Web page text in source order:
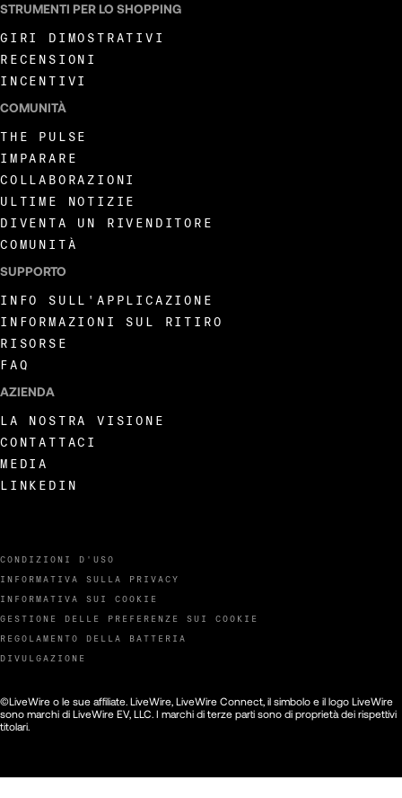
135
136
137
138
139
140
141
142
143
144
145
146
147
148
CONDIZIONI D'USO
INFORMATIVA SULLA PRIVACY
INFORMATIVA SUI COOKIE
GESTIONE DELLE PREFERENZE SUI COOKIE
REGOLAMENTO DELLA BATTERIA
DIVULGAZIONE
STRUMENTI PER LO SHOPPING
GIRI DIMOSTRATIVI
RECENSIONI
INCENTIVI
COMUNITÀ
THE PULSE
IMPARARE
COLLABORAZIONI
ULTIME NOTIZIE
DIVENTA UN RIVENDITORE
COMUNITÀ
SUPPORTO
INFO SULL'APPLICAZIONE
INFORMAZIONI SUL RITIRO
RISORSE
FAQ
AZIENDA
LA NOSTRA VISIONE
CONTATTACI
MEDIA
LINKEDIN
©LiveWire o le sue affiliate. LiveWire, LiveWire Connect, il simbolo e il logo LiveWire
sono marchi di LiveWire EV, LLC. I marchi di terze parti sono di proprietà dei rispettivi
titolari.